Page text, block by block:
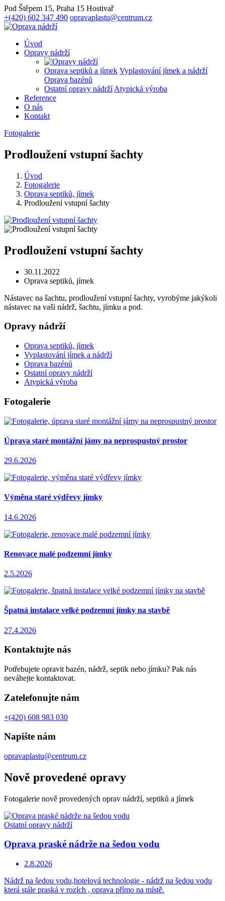
Pod Štěpem 15, Praha 15 Hostivař
+(420) 602 347 490 opravaplastu@centrum.cz
Úvod
Opravy nádrží
Oprava septiků a jímek Vyplastování jímek a nádrží
Oprava bazénů
Ostatní opravy nádrží Atypická výroba
Reference
O nás
Kontakt
Fotogalerie
Prodloužení vstupní šachty
Úvod
Fotogalerie
Oprava septiků, jímek
Prodloužení vstupní šachty
Prodloužení vstupní šachty
30.11.2022
Oprava septiků, jímek
Nástavec na šachtu, prodloužení vstupní šachty, vyrobýme jakýkoli
nástavec na vaši nádrž, šachtu, jímku a pod.
Opravy nádrží
Oprava septiků, jímek
Vyplastování jímek a nádrží
Oprava bazénů
Ostatní opravy nádrží
Atypická výroba
Fotogalerie
Úprava staré montážní jámy na neprospustný prostor
29.6.2026
Výměna staré výdřevy jímky
14.6.2026
Renovace malé podzemní jímky
2.5.2026
Špatná instalace velké podzemní jímky na stavbě
27.4.2026
Kontaktujte nás
Potřebujete opravit bazén, nádrž, septik nebo jímku? Pak nás
neváhejte kontaktovat.
Zatelefonujte nám
+(420) 608 983 030
Napište nám
opravaplastu@centrum.cz
Nově provedené opravy
Fotogalerie nově provedených oprav nádrží, septiků a jímek
Ostatní opravy nádrží
Oprava praské nádrže na šedou vodu
2.8.2026
Nádrž na šedou vodu,hotelová technologie - nádrž na šedou vodu
která stále praská v rozích , oprava přímo na místě.